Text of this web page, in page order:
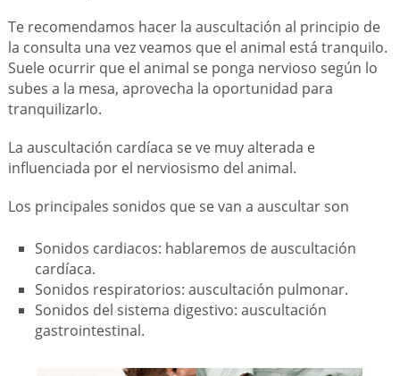
Te recomendamos hacer la auscultación al principio de
la consulta una vez veamos que el animal está tranquilo.
Suele ocurrir que el animal se ponga nervioso según lo
subes a la mesa, aprovecha la oportunidad para
tranquilizarlo.
La auscultación cardíaca se ve muy alterada e
influenciada por el nerviosismo del animal.
Los principales sonidos que se van a auscultar son
Sonidos cardiacos: hablaremos de auscultación
cardíaca.
Sonidos respiratorios: auscultación pulmonar.
Sonidos del sistema digestivo: auscultación
gastrointestinal.